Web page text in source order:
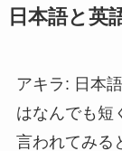
日本語と英
アキラ: 日本
はなんでも短
言われてみる